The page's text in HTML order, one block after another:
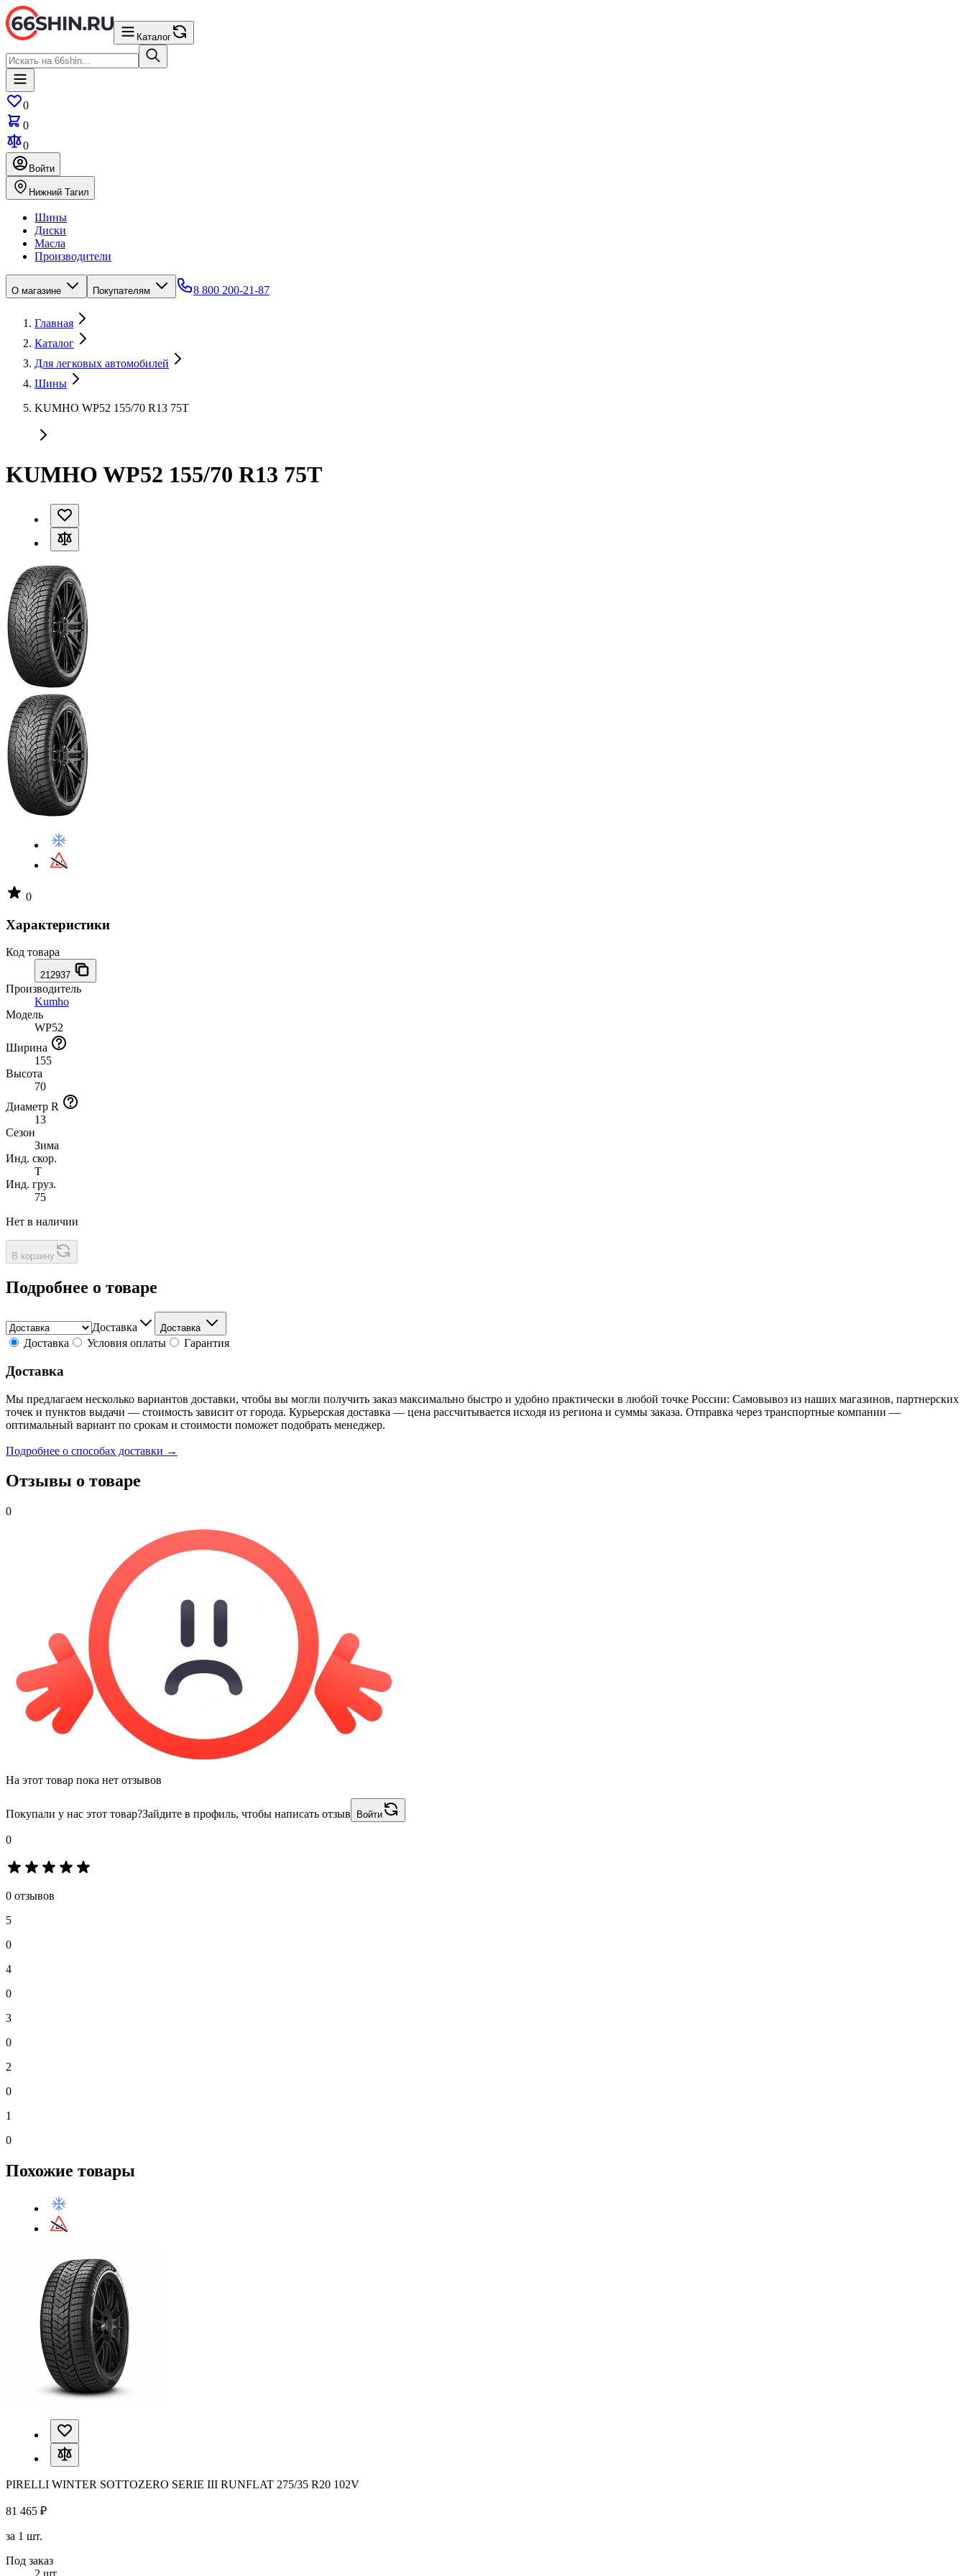
Каталог
0
0
0
Войти
Нижний Тагил
Шины
Диски
Масла
Производители
О магазине Покупателям 8 800 200-21-87
Главная
Каталог
Для легковых автомобилей
Шины
KUMHO WP52 155/70 R13 75T
KUMHO WP52 155/70 R13 75T
0
Характеристики
Код товара
212937
Производитель
Kumho
Модель
WP52
Ширина
155
Высота
70
Диаметр R
13
Сезон
Зима
Инд. скор.
T
Инд. груз.
75
Нет в наличии
В корзину
Подробнее о товаре
Доставка Доставка
Доставка Условия оплаты Гарантия
Доставка
Мы предлагаем несколько вариантов доставки, чтобы вы могли получить заказ максимально быстро и удобно практически в любой точке России: Самовывоз из наших магазинов, партнерских
точек и пунктов выдачи — стоимость зависит от города. Курьерская доставка — цена рассчитывается исходя из региона и суммы заказа. Отправка через транспортные компании —
оптимальный вариант по срокам и стоимости поможет подобрать менеджер.
Подробнее о способах доставки →
Отзывы о товаре
0
На этот товар пока нет отзывов
Покупали у нас этот товар?Зайдите в профиль, чтобы написать отзыв Войти
0
0 отзывов
5
0
4
0
3
0
2
0
1
0
Похожие товары
PIRELLI WINTER SOTTOZERO SERIE III RUNFLAT 275/35 R20 102V
81 465 ₽
за 1 шт.
Под заказ